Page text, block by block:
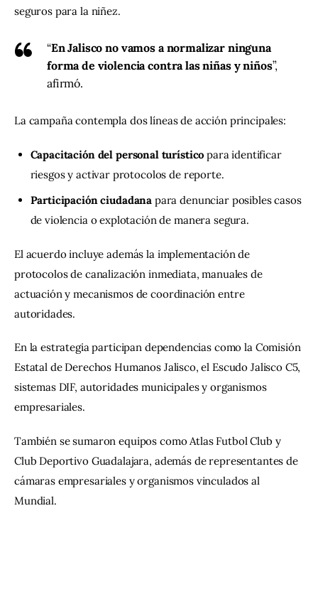
seguros para la niñez.
“En Jalisco no vamos a normalizar ninguna
forma de violencia contra las niñas y niños”,
afirmó.
La campaña contempla dos líneas de acción principales:
Capacitación del personal turístico para identificar
riesgos y activar protocolos de reporte.
Participación ciudadana para denunciar posibles casos
de violencia o explotación de manera segura.
El acuerdo incluye además la implementación de
protocolos de canalización inmediata, manuales de
actuación y mecanismos de coordinación entre
autoridades.
En la estrategia participan dependencias como la Comisión
Estatal de Derechos Humanos Jalisco, el Escudo Jalisco C5,
sistemas DIF, autoridades municipales y organismos
empresariales.
También se sumaron equipos como Atlas Futbol Club y
Club Deportivo Guadalajara, además de representantes de
cámaras empresariales y organismos vinculados al
Mundial.